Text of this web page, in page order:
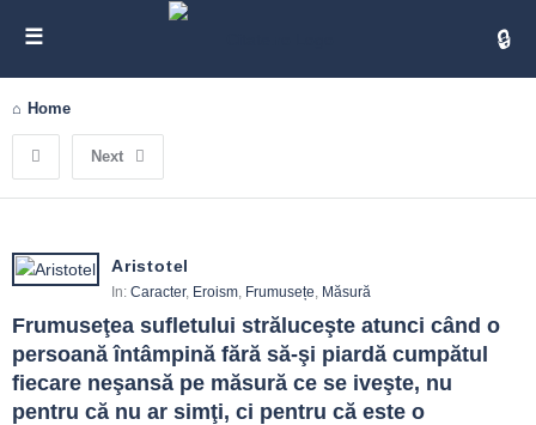
Home
Next
Aristotel
In: Caracter, Eroism, Frumusețe, Măsură
Frumuseţea sufletului străluceşte atunci când o
persoană întâmpină fără să-şi piardă cumpătul
fiecare neşansă pe măsură ce se iveşte, nu
pentru că nu ar simţi, ci pentru că este o